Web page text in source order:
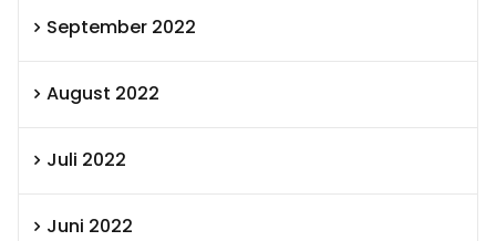
September 2022
August 2022
Juli 2022
Juni 2022